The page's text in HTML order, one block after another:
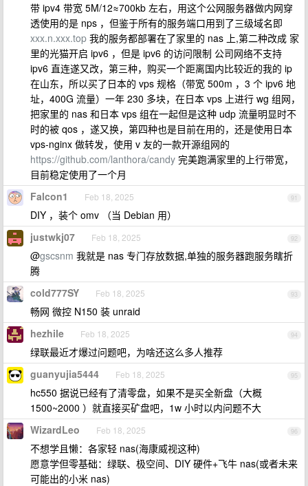
带 ipv4 带宽 5M/12≈700kb 左右，用这个公网服务器做内网穿
透使用的是 nps ，但鉴于所有的服务端口用到了三级域名即
xxx.n.xxx.top 我的服务都部署在了家里的 nas 上,第二种改成 家
里的光猫开启 ipv6 ，但是 ipv6 的访问限制 公司网络不支持
ipv6 直连遂又改，第三种，购买一个距离国内比较近的我的 ip
在山东，所以买了日本的 vps 规格（带宽 500m ，3 个 ipv6 地
址，400G 流量）一年 230 多块，在日本 vps 上进行 wg 组网，
把家里的 nas 和日本 vps 组在一起但是这种 udp 流量明显时不
时的被 qos ，遂又换，第四种也是目前在用的，还是使用日本
vps-nginx 做转发，使用 v 友的一款开源组网的
https://github.com/lanthora/candy 完美跑满家里的上行带宽，
目前稳定使用了一个月
91
Falcon1 Feb 18, 2025
DIY ，装个 omv （当 Debian 用）
92
justwkj07 Feb 18, 2025
@gscsnm 我就是 nas 专门存放数据,单独的服务器跑服务瞎折
腾
93
cold777SY Feb 18, 2025
畅网 微控 N150 装 unraid
94
hezhile Feb 18, 2025
绿联最近才爆过问题吧，为啥还这么多人推荐
95
guanyujia5444 Feb 18, 2025
hc550 据说已经有了清零盘，如果不是买全新盘（大概
1500~2000 ）就直接买矿盘吧，1w 小时以内问题不大
96
WizardLeo Feb 18, 2025
不想学且懒：各家轻 nas(海康威视这种)
愿意学但零基础：绿联、极空间、DIY 硬件+飞牛 nas(或者未来
可能出的小米 nas)